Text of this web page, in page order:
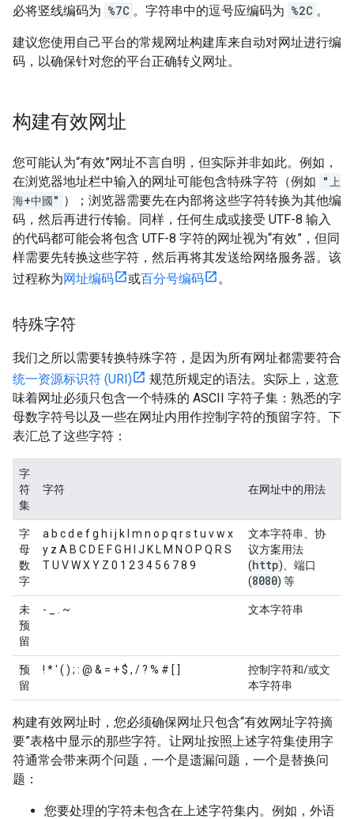
必将竖线编码为 %7C 。字符串中的逗号应编码为 %2C 。
建议您使用自己平台的常规网址构建库来自动对网址进行编
码，以确保针对您的平台正确转义网址。
构建有效网址
您可能认为“有效”网址不言自明，但实际并非如此。例如，
在浏览器地址栏中输入的网址可能包含特殊字符（例如 "上
海+中國" ）；浏览器需要先在内部将这些字符转换为其他编
码，然后再进行传输。同样，任何生成或接受 UTF-8 输入
的代码都可能会将包含 UTF-8 字符的网址视为“有效”，但同
样需要先转换这些字符，然后再将其发送给网络服务器。该
过程称为网址编码 或百分号编码 。
特殊字符
我们之所以需要转换特殊字符，是因为所有网址都需要符合
统一资源标识符 (URI)
规范所规定的语法。实际上，这意
味着网址必须只包含一个特殊的 ASCII 字符子集：熟悉的字
母数字符号以及一些在网址内用作控制字符的预留字符。下
表汇总了这些字符：
字
符
集
字符 在网址中的用法
字
母
数
字
a b c d e f g h i j k l m n o p q r s t u v w x
y z A B C D E F G H I J K L M N O P Q R S
T U V W X Y Z 0 1 2 3 4 5 6 7 8 9
文本字符串、协
议方案用法
(http)、端口
(8080) 等
未
预
留
- _ . ~ 文本字符串
预
留
! * ' ( ) ; : @ & = + $ , / ? % # [ ]
控制字符和/或文
本字符串
构建有效网址时，您必须确保网址只包含“有效网址字符摘
要”表格中显示的那些字符。让网址按照上述字符集使用字
符通常会带来两个问题，一个是遗漏问题，一个是替换问
题：
您要处理的字符未包含在上述字符集内。例如，外语